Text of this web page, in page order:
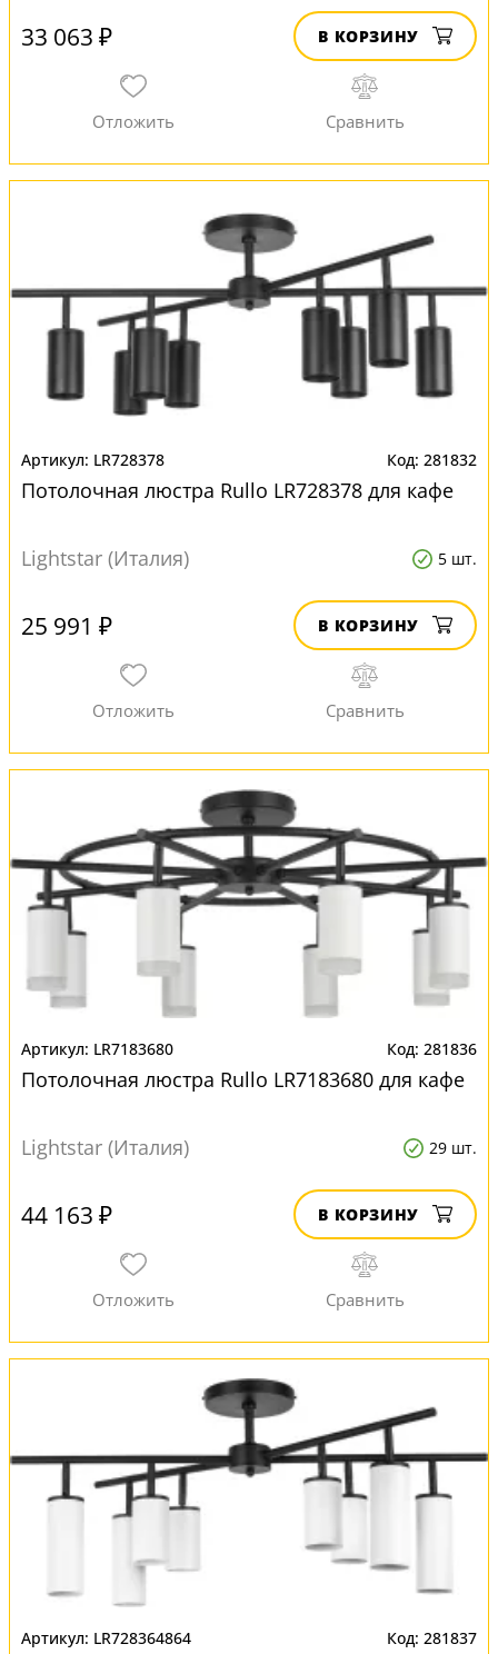
33 063 ₽ В КОРЗИНУ
LR728378 281832
Потолочная люстра Rullo LR728378 для кафе
Lightstar (Италия) 5 шт.
25 991 ₽ В КОРЗИНУ
LR7183680 281836
Потолочная люстра Rullo LR7183680 для кафе
Lightstar (Италия) 29 шт.
44 163 ₽ В КОРЗИНУ
LR728364864 281837